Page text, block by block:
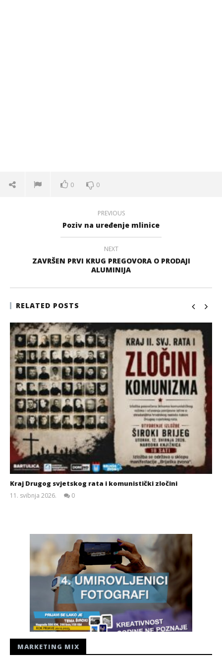
0 0
PREVIOUS
Poziv na uređenje mlinice
NEXT
ZAVRŠEN PRVI KRUG PREGOVORA O PRODAJI
ALUMINIJA
RELATED POSTS
Kraj Drugog svjetskog rata i komunistički zločini
11. svibnja 2026.
0
MARKETING MIX